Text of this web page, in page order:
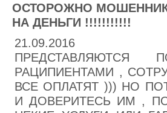
ОСТОРОЖНО
НА ДЕНЬГИ !!!!!!!!!!!
21.09.2016
РАЦИПИЕНТАМИ ,
ВСЕ ОПЛАТЯТ ))) НО
И ДОВЕРИТЕСЬ ИМ ,